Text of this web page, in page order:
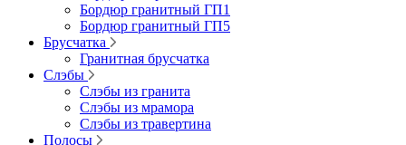
Бордюр гранитный ГП1
Бордюр гранитный ГП5
Брусчатка
Гранитная брусчатка
Слэбы
Слэбы из гранита
Слэбы из мрамора
Слэбы из травертина
Полосы